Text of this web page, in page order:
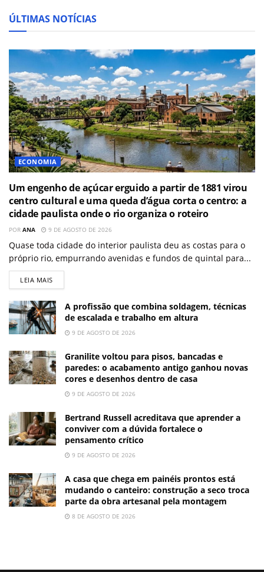
ÚLTIMAS NOTÍCIAS
ECONOMIA
Um engenho de açúcar erguido a partir de 1881 virou
centro cultural e uma queda d’água corta o centro: a
cidade paulista onde o rio organiza o roteiro
POR ANA 9 DE AGOSTO DE 2026
Quase toda cidade do interior paulista deu as costas para o
próprio rio, empurrando avenidas e fundos de quintal para...
LEIA MAIS
A profissão que combina soldagem, técnicas
de escalada e trabalho em altura
9 DE AGOSTO DE 2026
Granilite voltou para pisos, bancadas e
paredes: o acabamento antigo ganhou novas
cores e desenhos dentro de casa
9 DE AGOSTO DE 2026
Bertrand Russell acreditava que aprender a
conviver com a dúvida fortalece o
pensamento crítico
9 DE AGOSTO DE 2026
A casa que chega em painéis prontos está
mudando o canteiro: construção a seco troca
parte da obra artesanal pela montagem
8 DE AGOSTO DE 2026